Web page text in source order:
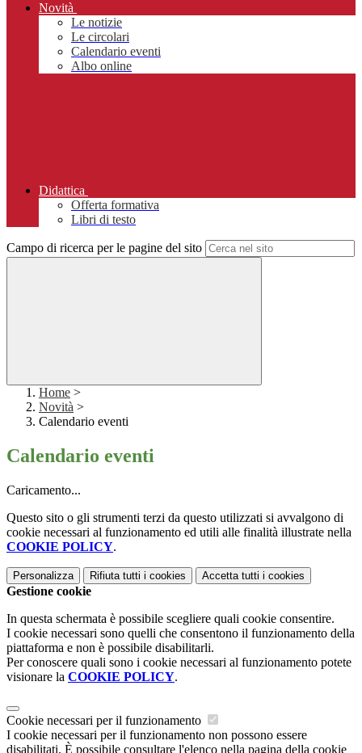
Novità
Le notizie
Le circolari
Calendario eventi
Albo online
Didattica
Offerta formativa
Libri di testo
Campo di ricerca per le pagine del sito
Home >
Novità >
Calendario eventi
Calendario eventi
Caricamento...
Questo sito o gli strumenti terzi da questo utilizzati si avvalgono di
cookie necessari al funzionamento ed utili alle finalità illustrate nella
COOKIE POLICY.
Personalizza Rifiuta tutti i cookies Accetta tutti i cookies
Gestione cookie
In questa schermata è possibile scegliere quali cookie consentire.
I cookie necessari sono quelli che consentono il funzionamento della
piattaforma e non è possibile disabilitarli.
Per conoscere quali sono i cookie necessari al funzionamento potete
visionare la COOKIE POLICY.
Cookie necessari per il funzionamento
I cookie necessari per il funzionamento non possono essere
disabilitati. È possibile consultare l'elenco nella pagina della cookie